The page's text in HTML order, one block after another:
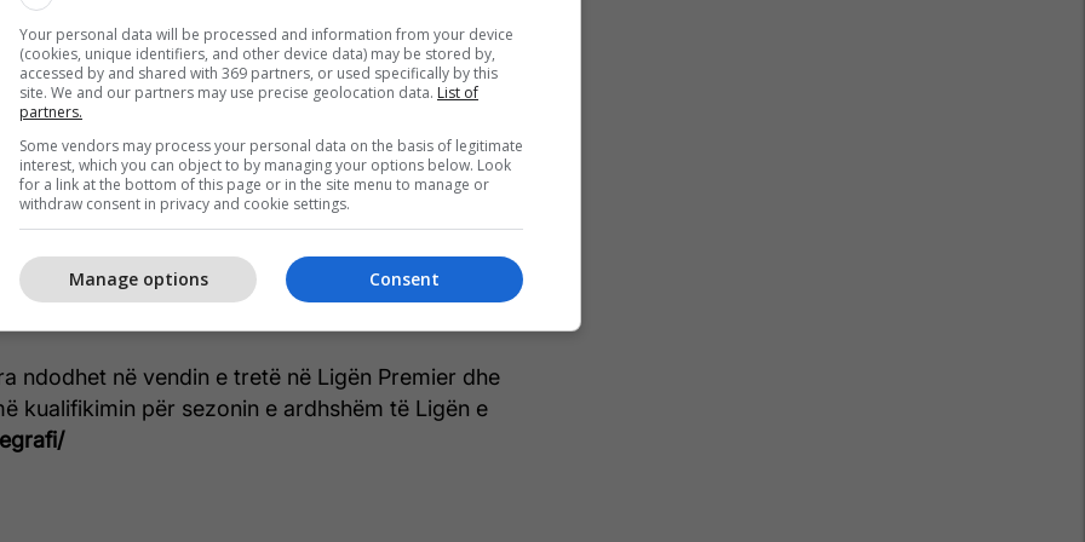
e Manchester United në janar 2026, pas
dhe ka sjellë një ecuri të fortë në Ligën
Manchester United ka regjistruar 11
dhe vetëm dy humbje.
ndodhet në vendin e tretë në Ligën Premier dhe
kualifikimin për sezonin e ardhshëm të Ligën e
Your personal data will be processed and information from your device
(cookies, unique identifiers, and other device data) may be stored by,
accessed by and shared with 369 partners, or used specifically by this
site. We and our partners may use precise geolocation data. List of
partners.
Some vendors may process your personal data on the basis of legitimate
interest, which you can object to by managing your options below. Look
for a link at the bottom of this page or in the site menu to manage or
withdraw consent in privacy and cookie settings.
Consent
Manage options